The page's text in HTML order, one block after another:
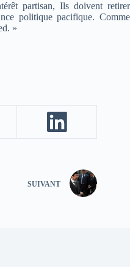
partisan, Ils doivent retirer
politique pacifique. Comme
»
SUIVANT